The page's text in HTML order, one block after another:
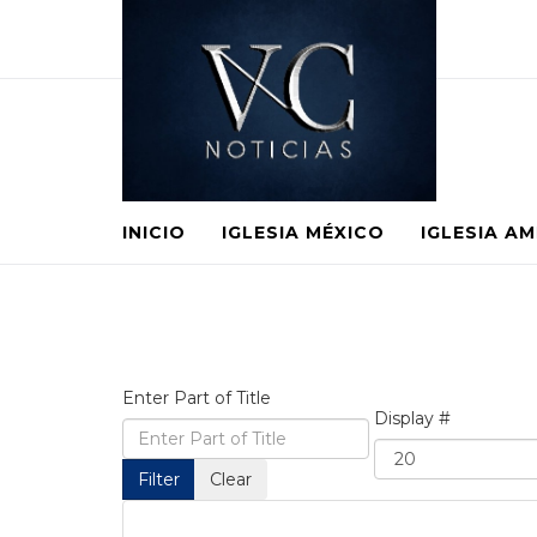
INICIO IGLESIA MÉXICO IGLESIA
Enter Part of Title
Filter Clear
Display #